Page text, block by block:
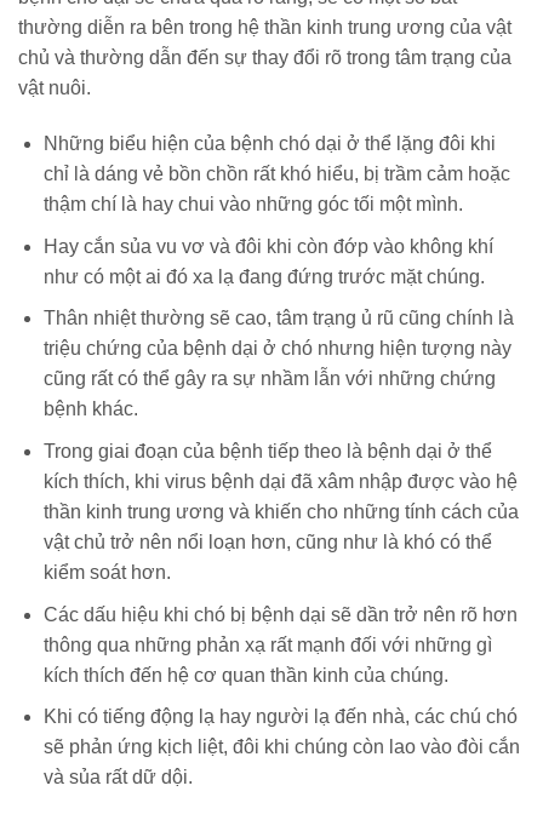
thường diễn ra bên trong hệ thần kinh trung ương của vật
chủ và thường dẫn đến sự thay đổi rõ trong tâm trạng của
vật nuôi.
Những biểu hiện của bệnh chó dại ở thể lặng đôi khi
chỉ là dáng vẻ bồn chồn rất khó hiểu, bị trầm cảm hoặc
thậm chí là hay chui vào những góc tối một mình.
Hay cắn sủa vu vơ và đôi khi còn đớp vào không khí
như có một ai đó xa lạ đang đứng trước mặt chúng.
Thân nhiệt thường sẽ cao, tâm trạng ủ rũ cũng chính là
triệu chứng của bệnh dại ở chó nhưng hiện tượng này
cũng rất có thể gây ra sự nhầm lẫn với những chứng
bệnh khác.
Trong giai đoạn của bệnh tiếp theo là bệnh dại ở thể
kích thích, khi virus bệnh dại đã xâm nhập được vào hệ
thần kinh trung ương và khiến cho những tính cách của
vật chủ trở nên nổi loạn hơn, cũng như là khó có thể
kiểm soát hơn.
Các dấu hiệu khi chó bị bệnh dại sẽ dần trở nên rõ hơn
thông qua những phản xạ rất mạnh đối với những gì
kích thích đến hệ cơ quan thần kinh của chúng.
Khi có tiếng động lạ hay người lạ đến nhà, các chú chó
sẽ phản ứng kịch liệt, đôi khi chúng còn lao vào đòi cắn
và sủa rất dữ dội.